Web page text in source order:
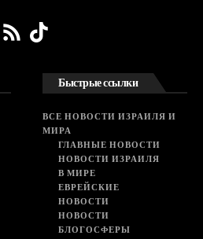
Быстрые ссылки
ВСЕ НОВОСТИ ИЗРАИЛЯ И
МИРА
ГЛАВНЫЕ НОВОСТИ
НОВОСТИ ИЗРАИЛЯ
В МИРЕ
ЕВРЕЙСКИЕ
НОВОСТИ
НОВОСТИ
БЛОГОСФЕРЫ